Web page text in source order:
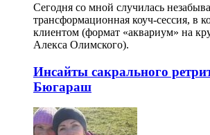
Сегодня со мной случилась
трансформационная коуч-сессия, в
клиентом (формат «аквариум» на
Алекса Олимского).
Инсайты сакрального
Бюгараш